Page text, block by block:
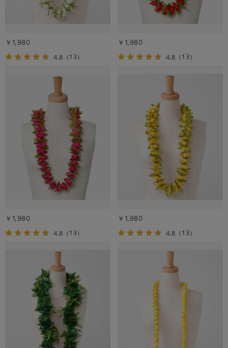
￥1,980
4.8 （13）
￥1,980
4.8 （13）
￥1,980
4.8 （13）
￥1,980
4.8 （13）